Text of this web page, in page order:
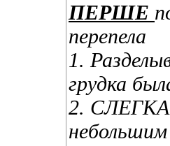
ПЕРШЕ
перепела
1.
грудка
2. СЛЕГКА